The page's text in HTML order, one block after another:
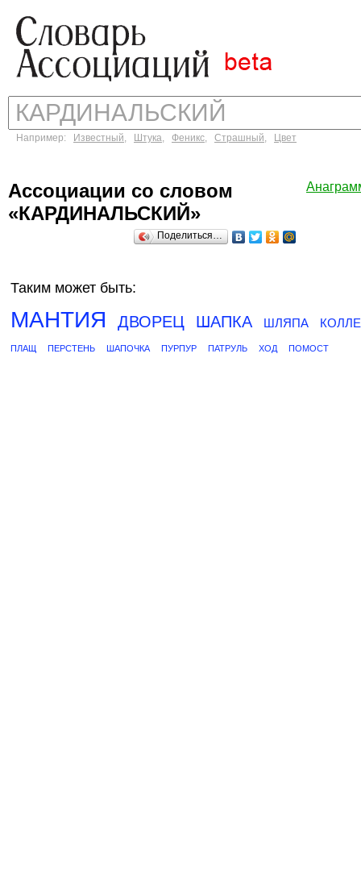
Например: Известный, Штука, Феникс, Страшный, Цвет
Ассоциации со словом
«КАРДИНАЛЬСКИЙ»
Поделиться…
Таким может быть:
МАНТИЯ ДВОРЕЦ ШАПКА ШЛЯПА
ПЛАЩ ПЕРСТЕНЬ ШАПОЧКА ПУРПУР ПАТРУЛЬ ХОД ПОМОСТ